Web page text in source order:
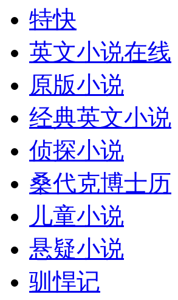
特快
英文小说在线
原版小说
经典英文小说
侦探小说
桑代克博士历
儿童小说
悬疑小说
驯悍记